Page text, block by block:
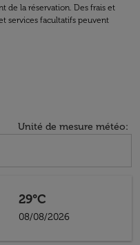
de la réservation. Des frais et
services facultatifs peuvent
Unité de mesure météo:
29°C
08/08/2026